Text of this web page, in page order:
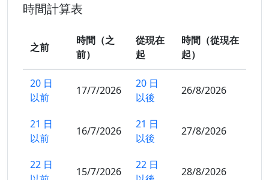
時間計算表
之前
時間（之
前）
從現在
起
時間（從現在
起）
20 日
以前
17/7/2026
20 日
以後
26/8/2026
21 日
以前
16/7/2026
21 日
以後
27/8/2026
22 日
15/7/2026
22 日
28/8/2026